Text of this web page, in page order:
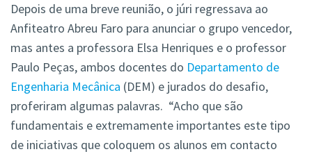
Depois de uma breve reunião, o júri regressava ao
Anfiteatro Abreu Faro para anunciar o grupo vencedor,
mas antes a professora Elsa Henriques e o professor
Paulo Peças, ambos docentes do Departamento de
Engenharia Mecânica (DEM) e jurados do desafio,
proferiram algumas palavras. “Acho que são
fundamentais e extremamente importantes este tipo
de iniciativas que coloquem os alunos em contacto